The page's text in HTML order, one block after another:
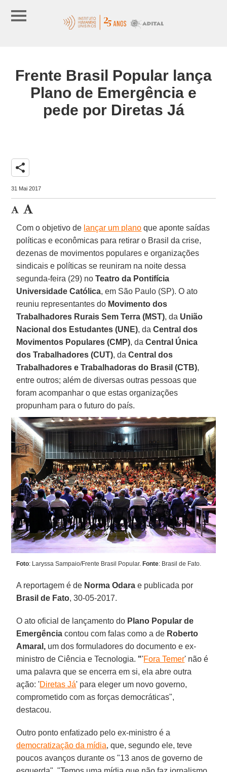
Frente Brasil Popular lança
Plano de Emergência e
pede por Diretas Já
share
31 Mai 2017
Com o objetivo de lançar um plano que aponte saídas
políticas e econômicas para retirar o Brasil da crise,
dezenas de movimentos populares e organizações
sindicais e políticas se reuniram na noite dessa
segunda-feira (29) noTeatro da Pontifícia
Universidade Católica, em São Paulo (SP). O ato
reuniu representantes do Movimento dos
Trabalhadores Rurais Sem Terra (MST), da União
Nacional dos Estudantes (UNE), daCentral dos
Movimentos Populares (CMP), daCentral Única
dos Trabalhadores (CUT), daCentral dos
Trabalhadores e Trabalhadoras do Brasil (CTB),
entre outros; além de diversas outras pessoas que
foram acompanhar o que estas organizações
propunham para o futuro do país.
Foto: Laryssa Sampaio/Frente Brasil Popular. Fonte: Brasil de Fato.
A reportagem é de Norma Odara e publicada por
Brasil de Fato, 30-05-2017.
O ato oficial de lançamento do Plano Popular de
Emergência contou com falas como a de Roberto
Amaral, um dos formuladores do documento e ex-
ministro de Ciência e Tecnologia. "'Fora Temer' não é
uma palavra que se encerra em si, ela abre outra
ação: 'Diretas Já' para eleger um novo governo,
comprometido com as forças democráticas",
destacou.
Outro ponto enfatizado pelo ex-ministro é a
democratização da mídia, que, segundo ele, teve
poucos avanços durante os "13 anos de governo de